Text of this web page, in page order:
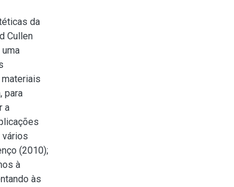
da
Cullen
para
a
(2010);
à
às